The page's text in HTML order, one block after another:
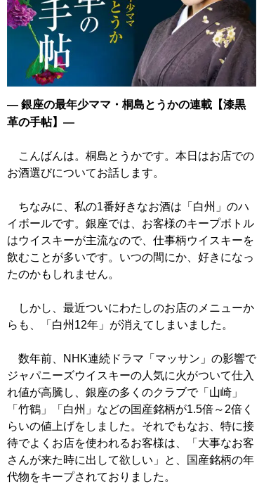
― 銀座の最年少ママ・桐島とうかの連載【漆黒
革の手帖】―
こんばんは。桐島とうかです。本日はお店での
お酒選びについてお話します。
ちなみに、私の1番好きなお酒は「白州」のハ
イボールです。銀座では、お客様のキープボトル
はウイスキーが主流なので、仕事柄ウイスキーを
飲むことが多いです。いつの間にか、好きになっ
たのかもしれません。
しかし、最近ついにわたしのお店のメニューか
らも、「白州12年」が消えてしまいました。
数年前、NHK連続ドラマ「マッサン」の影響で
ジャパニーズウイスキーの人気に火がついて仕入
れ値が高騰し、銀座の多くのクラブで「山崎」
「竹鶴」「白州」などの国産銘柄が1.5倍～2倍く
らいの値上げをしました。それでもなお、特に接
待でよくお店を使われるお客様は、「大事なお客
さんが来た時に出して欲しい」と、国産銘柄の年
代物をキープされておりました。